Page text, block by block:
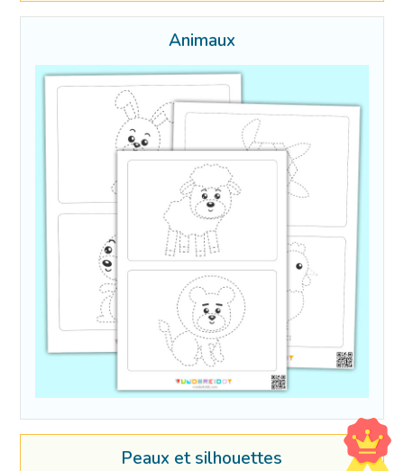
Animaux
Peaux et silhouettes